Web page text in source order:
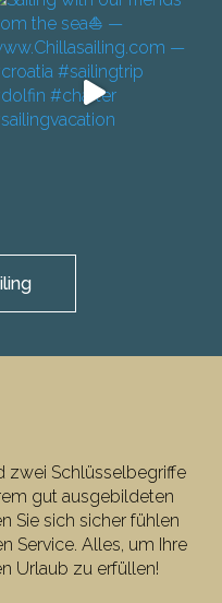
zwei Schlüsselbegriffe
gut ausgebildeten
Sie sich sicher fühlen
Service. Alles, um Ihre
Urlaub zu erfüllen!